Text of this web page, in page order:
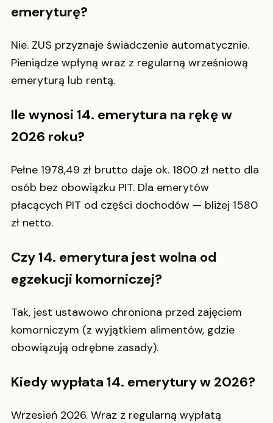
emeryturę?
Nie. ZUS przyznaje świadczenie automatycznie.
Pieniądze wpłyną wraz z regularną wrześniową
emeryturą lub rentą.
Ile wynosi 14. emerytura na rękę w
2026 roku?
Pełne 1978,49 zł brutto daje ok. 1800 zł netto dla
osób bez obowiązku PIT. Dla emerytów
płacących PIT od części dochodów — bliżej 1580
zł netto.
Czy 14. emerytura jest wolna od
egzekucji komorniczej?
Tak, jest ustawowo chroniona przed zajęciem
komorniczym (z wyjątkiem alimentów, gdzie
obowiązują odrębne zasady).
Kiedy wypłata 14. emerytury w 2026?
Wrzesień 2026. Wraz z regularną wypłatą